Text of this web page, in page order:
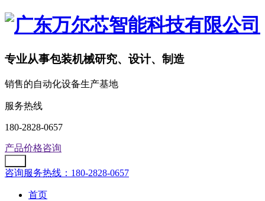
专业从事包装机械研究、设计、制造
销售的自动化设备生产基地
服务热线
180-2828-0657
产品价格咨询
咨询服务热线：180-2828-0657
首页